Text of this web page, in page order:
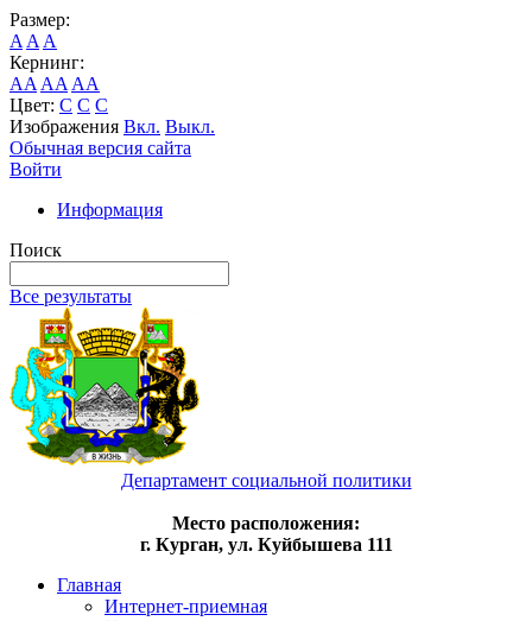
Размер:
A A A
Кернинг:
AA AA AA
Цвет: C C C
Изображения Вкл. Выкл.
Обычная версия сайта
Войти
Информация
Поиск
Все результаты
Департамент социальной политики
Место расположения:
г. Курган, ул. Куйбышева 111
Главная
Интернет-приемная